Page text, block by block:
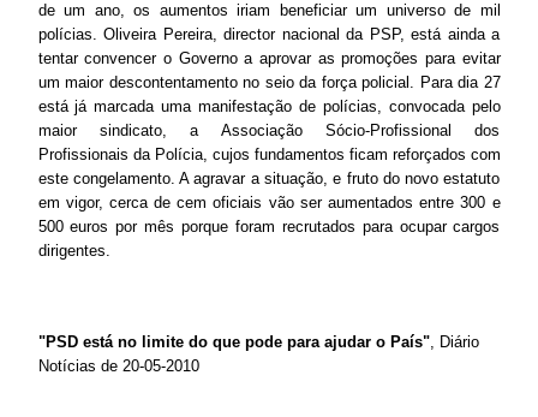
de um ano, os aumentos iriam beneficiar um universo de mil
polícias. Oliveira Pereira, director nacional da PSP, está ainda a
tentar convencer o Governo a aprovar as promoções para evitar
um maior descontentamento no seio da força policial. Para dia 27
está já marcada uma manifestação de polícias, convocada pelo
maior sindicato, a Associação Sócio-Profissional dos
Profissionais da Polícia, cujos fundamentos ficam reforçados com
este congelamento. A agravar a situação, e fruto do novo estatuto
em vigor, cerca de cem oficiais vão ser aumentados entre 300 e
500 euros por mês porque foram recrutados para ocupar cargos
dirigentes.
"PSD está no limite do que pode para ajudar o País", Diário
Notícias de 20-05-2010